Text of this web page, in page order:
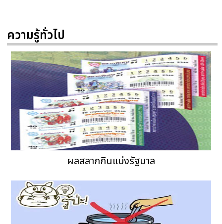
ความรู้ทั่วไป
ผลสลากกินแบ่งรัฐบาล